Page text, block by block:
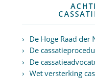
De Hoge Raad der
De
De
Wet versterking